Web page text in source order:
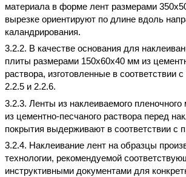
материала в форме лент размерами
вырезке ориентируют по длине вдоль
каландрирования.
3.2.2. В качестве основания для
плиты размерами 150х60х40 мм из
раствора, изготовленные в соответствии
2.2.5 и 2.2.6.
3.2.3. Ленты из наклеиваемого
из цементно-песчаного раствора перед
покрытия выдерживают в соответствии с
3.2.4. Наклеивание лент на образцы
технологии, рекомендуемой
инструктивными документами для